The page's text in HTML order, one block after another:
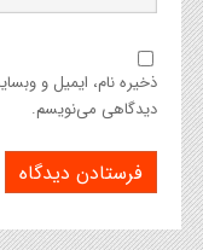
ذخیره نام، ایمیل و
دیدگاهی می‌نویسم.